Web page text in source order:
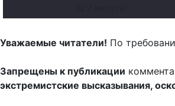
Уважаемые читатели! По
Запрещены к публикации
экстремистские высказывания,